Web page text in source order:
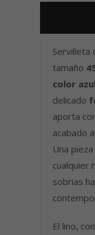
Servilleta
tamaño
color
delicado
aporta
acabado
Una
cualquier
sobrias
El lino,